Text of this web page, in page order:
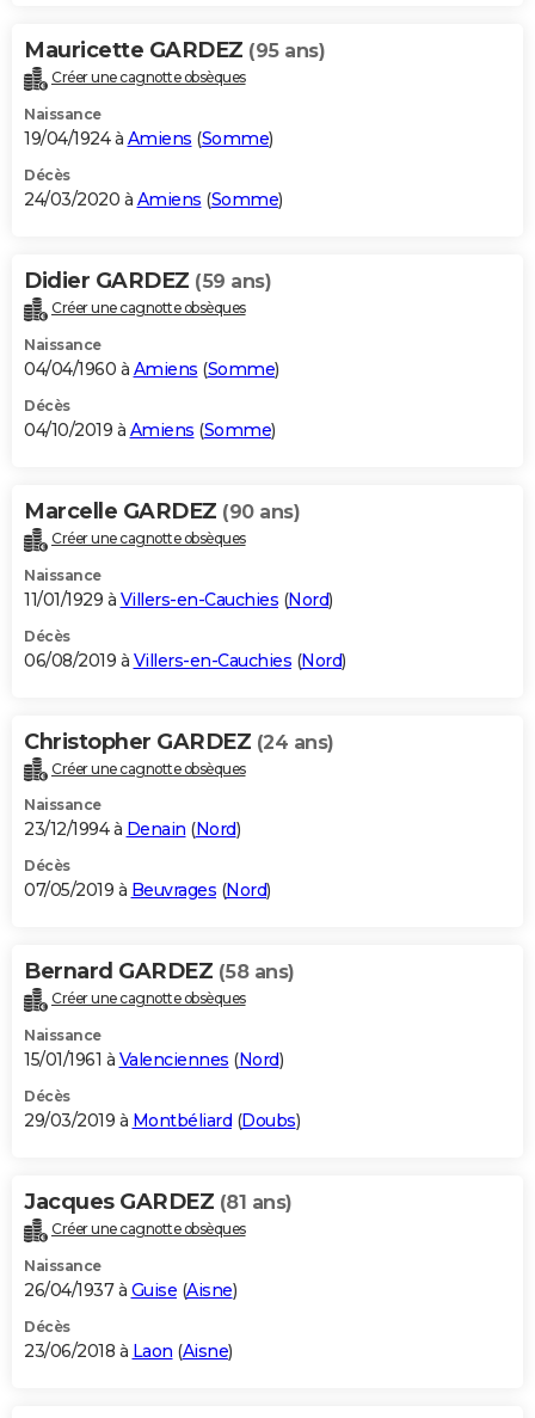
Mauricette GARDEZ (95 ans)
Créer une cagnotte obsèques
Naissance
19/04/1924 à Amiens (Somme)
Décès
24/03/2020 à Amiens (Somme)
Didier GARDEZ (59 ans)
Créer une cagnotte obsèques
Naissance
04/04/1960 à Amiens (Somme)
Décès
04/10/2019 à Amiens (Somme)
Marcelle GARDEZ (90 ans)
Créer une cagnotte obsèques
Naissance
11/01/1929 à Villers-en-Cauchies (Nord)
Décès
06/08/2019 à Villers-en-Cauchies (Nord)
Christopher GARDEZ (24 ans)
Créer une cagnotte obsèques
Naissance
23/12/1994 à Denain (Nord)
Décès
07/05/2019 à Beuvrages (Nord)
Bernard GARDEZ (58 ans)
Créer une cagnotte obsèques
Naissance
15/01/1961 à Valenciennes (Nord)
Décès
29/03/2019 à Montbéliard (Doubs)
Jacques GARDEZ (81 ans)
Créer une cagnotte obsèques
Naissance
26/04/1937 à Guise (Aisne)
Décès
23/06/2018 à Laon (Aisne)